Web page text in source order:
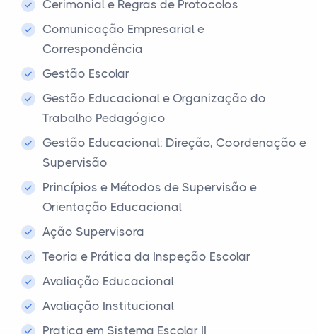
Cerimonial e Regras de Protocolos
Comunicação Empresarial e
Correspondência
Gestão Escolar
Gestão Educacional e Organização do
Trabalho Pedagógico
Gestão Educacional: Direção, Coordenação e
Supervisão
Princípios e Métodos de Supervisão e
Orientação Educacional
Ação Supervisora
Teoria e Prática da Inspeção Escolar
Avaliação Educacional
Avaliação Institucional
Pratica em Sistema Escolar II